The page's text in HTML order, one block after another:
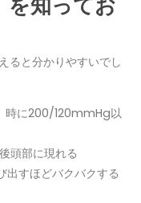
ると分かりやすいでし
時に200/120mmHg以
頭部に現れる
出すほどバクバクする